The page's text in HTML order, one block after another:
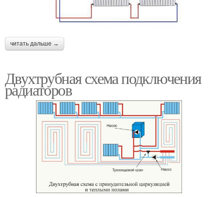
читать дальше →
Двухтрубная схема подключения
радиаторов